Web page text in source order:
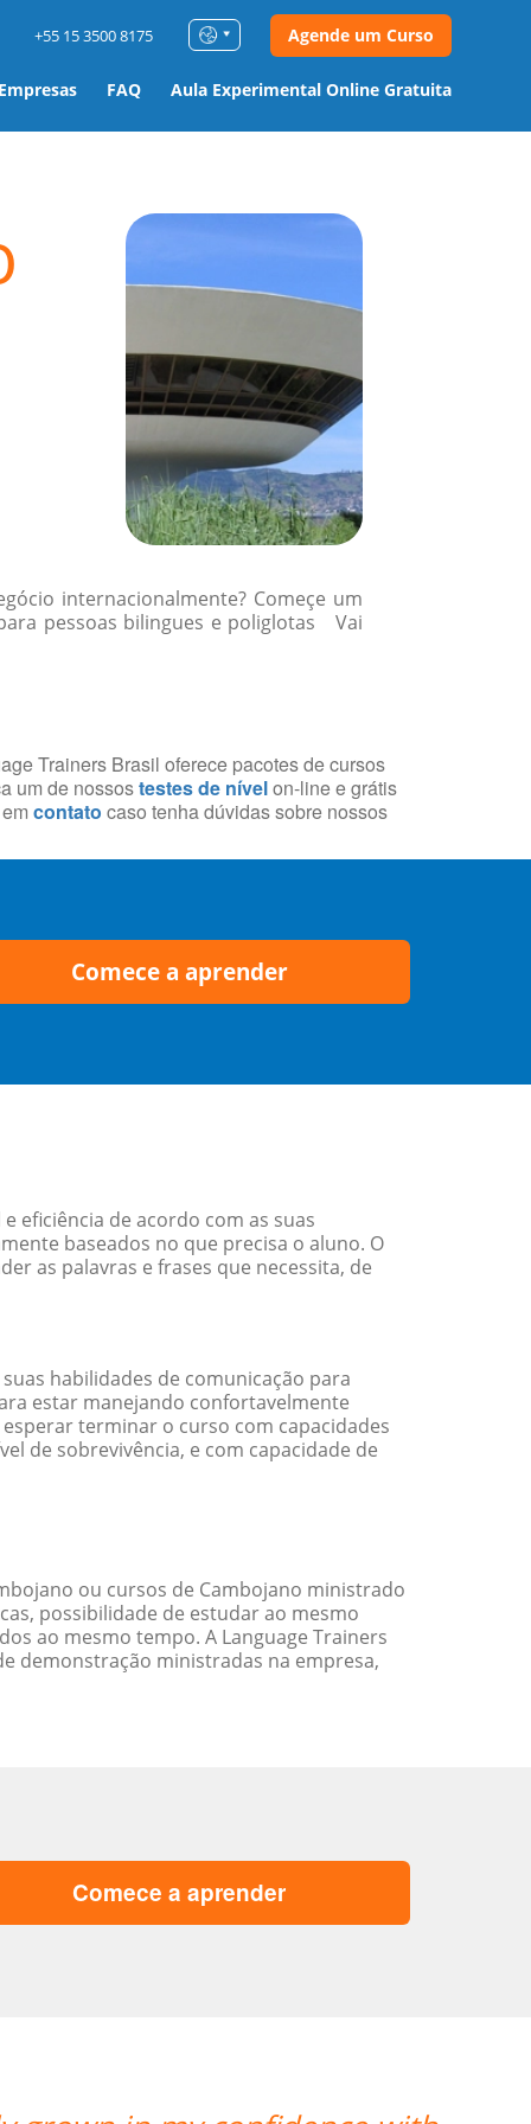
FAQ Aula Experimental Online Gratuita
+55 15 3500 8175 Agende um Curso
internacionalmente? Começe um
pessoas bilingues e poliglotas Vai
Trainers Brasil oferece pacotes de cursos
um de nossostestes de nívelon-line e grátis
contato caso tenha dúvidas sobre nossos
Comece a aprender
eficiência de acordo com as suas
baseados no que precisa o aluno. O
as palavras e frases que necessita, de
habilidades de comunicação para
estar manejando confortavelmente
terminar o curso com capacidades
de sobrevivência, e com capacidade de
ou cursos de Cambojano ministrado
possibilidade de estudar ao mesmo
ao mesmo tempo. A Language Trainers
demonstração ministradas na empresa,
Comece a aprender